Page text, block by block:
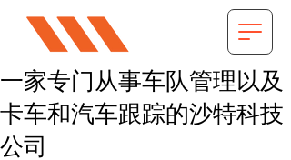
一家专门从事车队管理以及
卡车和汽车跟踪的沙特科技
公司